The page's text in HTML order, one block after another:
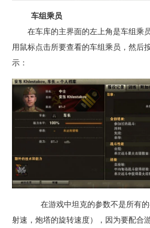
车组乘员
在车库的主界面的左上角是车组乘
用鼠标点击所要查看的车组乘员，然后
示：
在游戏中坦克的参数不是所有
射速，炮塔的旋转速度），因为要配合